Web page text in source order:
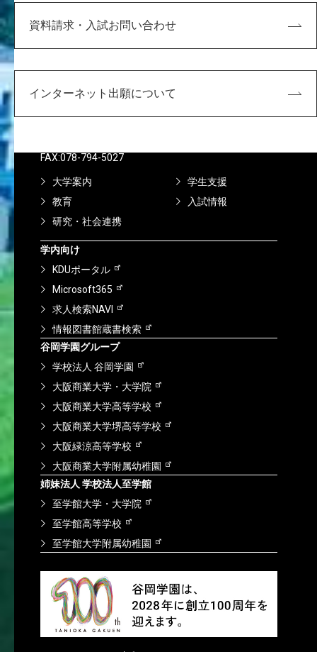
資料請求・入試お問い合わせ
インターネット出願について
〒651-2196 神戸市西区学園西町8-1-1
8-1-1 Gakuennishi-machi,Nishi-ku,Kobe
651-2196 Japan
FAX:078-794-5027
大学案内
学生支援
教育
入試情報
研究・社会連携
学内向け
KDUポータル
Microsoft365
求人検索NAVI
情報図書館蔵書検索
谷岡学園グループ
学校法人 谷岡学園
大阪商業大学・大学院
大阪商業大学高等学校
大阪商業大学堺高等学校
大阪緑涼高等学校
大阪商業大学附属幼稚園
姉妹法人 学校法人至学館
至学館大学・大学院
至学館高等学校
至学館大学附属幼稚園